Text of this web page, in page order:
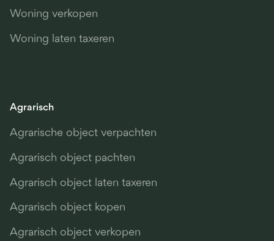
Woning verkopen
Woning laten taxeren
Agrarisch
Agrarische object verpachten
Agrarisch object pachten
Agrarisch object laten taxeren
Agrarisch object kopen
Agrarisch object verkopen